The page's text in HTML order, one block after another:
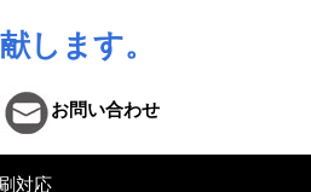
します。
お問い合わせ
対応